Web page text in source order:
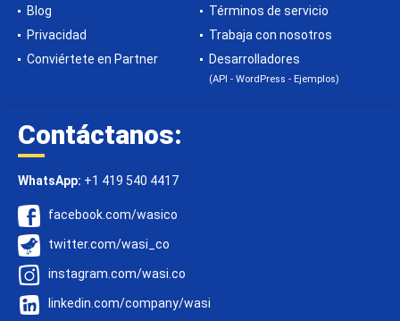
Blog
Términos de servicio
Privacidad
Trabaja con nosotros
Conviértete en Partner
Desarrolladores
(API - WordPress - Ejemplos)
Contáctanos:
WhatsApp: +1 419 540 4417
facebook.com/wasico
twitter.com/wasi_co
instagram.com/wasi.co
linkedin.com/company/wasi